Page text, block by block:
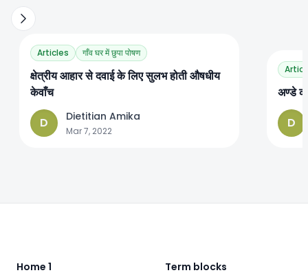
Articles गाँव घर में छुपा पोषण
क्षेत्रीय आहार से दवाई के लिए सुलभ होती औषधीय
केवाँच
D
Dietitian Amika
Mar 7, 2022
अण्डे
D
Home 1 Term blocks